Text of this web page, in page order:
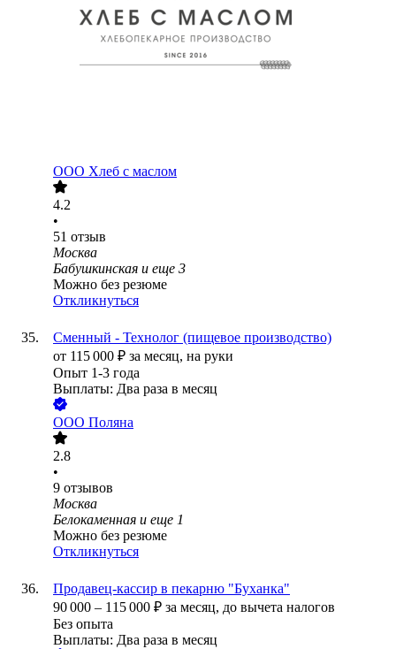
ООО Хлеб с маслом
4.2
•
51 отзыв
Москва
Бабушкинская и еще 3
Можно без резюме
Откликнуться
Сменный - Технолог (пищевое производство)
от 115 000 ₽ за месяц, на руки
Опыт 1-3 года
Выплаты: Два раза в месяц
ООО Поляна
2.8
•
9 отзывов
Москва
Белокаменная и еще 1
Можно без резюме
Откликнуться
Продавец-кассир в пекарню "Буханка"
90 000 – 115 000 ₽ за месяц, до вычета налогов
Без опыта
Выплаты: Два раза в месяц